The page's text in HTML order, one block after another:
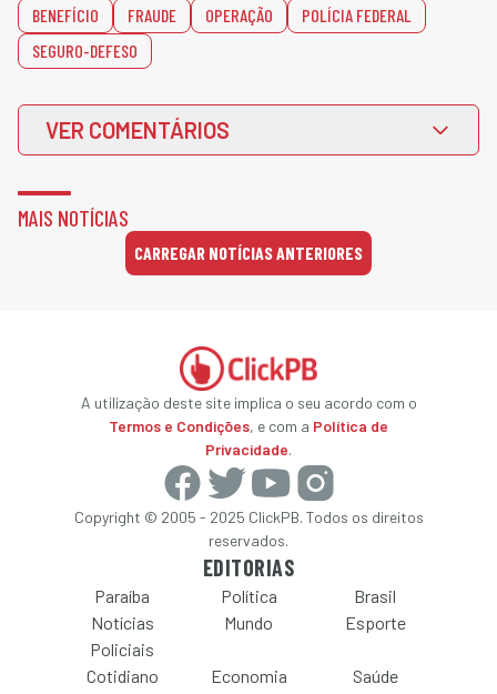
BENEFÍCIO FRAUDE OPERAÇÃO
POLÍCIA FEDERAL
SEGURO-DEFESO
VER COMENTÁRIOS
MAIS NOTÍCIAS
CARREGAR NOTÍCIAS ANTERIORES
A utilização deste site implica o seu acordo com o
Termos e Condições, e com a Política de
Privacidade.
Copyright © 2005 - 2025 ClickPB. Todos os direitos
reservados.
EDITORIAS
Paraíba Política
Brasil
Notícias
Policiais
Mundo Esporte
Cotidiano Economia
Saúde